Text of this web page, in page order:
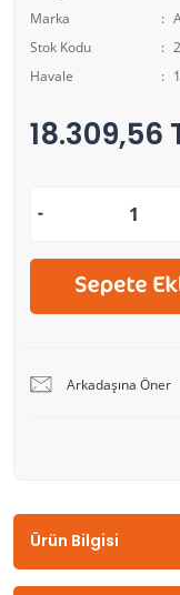
Marka
Stok Kodu
Havale
18.309,56
Arkadaşına Öner
Ürün Bilgisi